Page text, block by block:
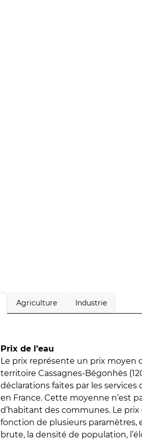
Agriculture Industrie
Prix de l’eau
Le prix représente un prix moyen
territoire Cassagnes-Bégonhès
déclarations faites par les services
en France. Cette moyenne n’est
d’habitant des communes. Le prix
fonction de plusieurs paramètres,
brute, la densité de population,